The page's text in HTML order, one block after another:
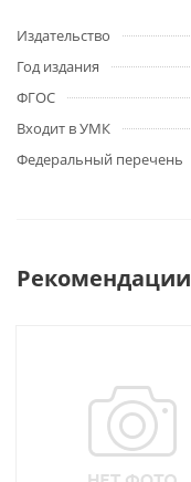
Издательство
Год издания
ФГОС
Входит в УМК
Федеральный перечень
Рекомендации